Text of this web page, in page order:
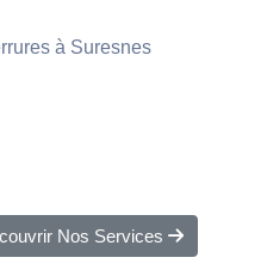
à Suresnes
Nos Services